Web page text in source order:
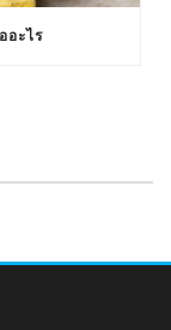
อะไร